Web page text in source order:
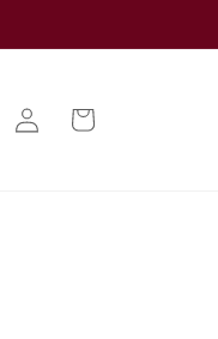
Přihlásit
Košík